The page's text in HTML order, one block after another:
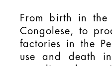
From birth in the
Congolese, to
factories in the
use and death